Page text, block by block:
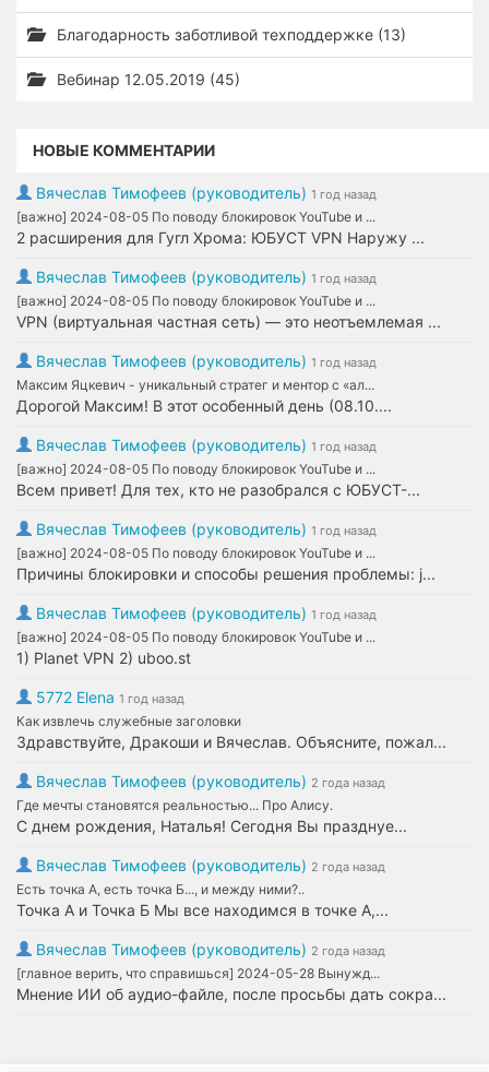
Благодарность заботливой техподдержке (13)
Вебинар 12.05.2019 (45)
НОВЫЕ КОММЕНТАРИИ
Вячеслав Тимофеев (руководитель) 1 год назад
[важно] 2024-08-05 По поводу блокировок YouTube и ...
2 расширения для Гугл Хрома: ЮБУСТ VPN Наружу ...
Вячеслав Тимофеев (руководитель) 1 год назад
[важно] 2024-08-05 По поводу блокировок YouTube и ...
VPN (виртуальная частная сеть) — это неотъемлемая ...
Вячеслав Тимофеев (руководитель) 1 год назад
Максим Яцкевич - уникальный стратег и ментор с «ал...
Дорогой Максим! В этот особенный день (08.10....
Вячеслав Тимофеев (руководитель) 1 год назад
[важно] 2024-08-05 По поводу блокировок YouTube и ...
Всем привет! Для тех, кто не разобрался с ЮБУСТ-...
Вячеслав Тимофеев (руководитель) 1 год назад
[важно] 2024-08-05 По поводу блокировок YouTube и ...
Причины блокировки и способы решения проблемы: j...
Вячеслав Тимофеев (руководитель) 1 год назад
[важно] 2024-08-05 По поводу блокировок YouTube и ...
1) Planet VPN 2) uboo.st
5772 Elena 1 год назад
Как извлечь служебные заголовки
Здравствуйте, Дракоши и Вячеслав. Объясните, пожал...
Вячеслав Тимофеев (руководитель) 2 года назад
Где мечты становятся реальностью... Про Алису.
С днем рождения, Наталья! Сегодня Вы празднуе...
Вячеслав Тимофеев (руководитель) 2 года назад
Есть точка А, есть точка Б..., и между ними?..
Точка А и Точка Б Мы все находимся в точке А,...
Вячеслав Тимофеев (руководитель) 2 года назад
[главное верить, что справишься] 2024-05-28 Вынужд...
Мнение ИИ об аудио-файле, после просьбы дать сокра...